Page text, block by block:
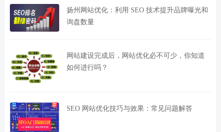
扬州网站优化：利用 SEO 技术提升品牌曝光和
询盘数量
网站建设完成后，网站优化必不可少，你知道
如何进行吗？
SEO 网站优化技巧与效果：常见问题解答